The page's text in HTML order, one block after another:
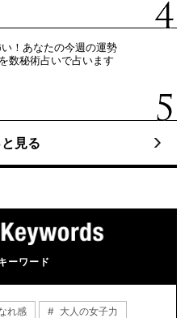
！あなたの今週の運勢
数秘術占いで占います
見る
ーワード
れ感
大人の女子力